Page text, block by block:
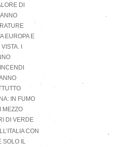
DI
EUROPA E
I
IN FUMO
MEZZO
DI VERDE
CON
SOLO IL